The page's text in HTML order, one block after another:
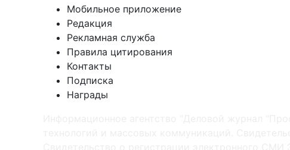
Мобильное приложение
Редакция
Рекламная служба
Правила цитирования
Контакты
Подписка
Награды